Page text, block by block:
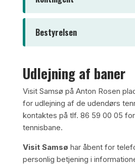
Bestyrelsen
Udlejning af baner
Visit Samsø på Anton Rosen
for udlejning af de udendørs
kontaktes på tlf. 86 59 00 05
tennisbane.
Visit Samsø har åbent for
personlig betjening i